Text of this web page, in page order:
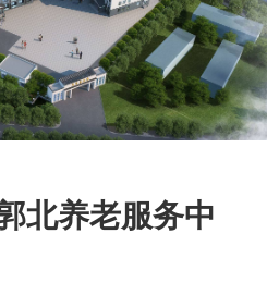
北养老服务中